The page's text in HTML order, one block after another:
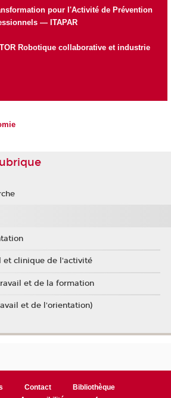
pour l'Activité de Prévention
— ITAPAR
Robotique collaborative et industrie
et clinique de l'activité
et de la formation
et de l'orientation)
Contact
Bibliothèque